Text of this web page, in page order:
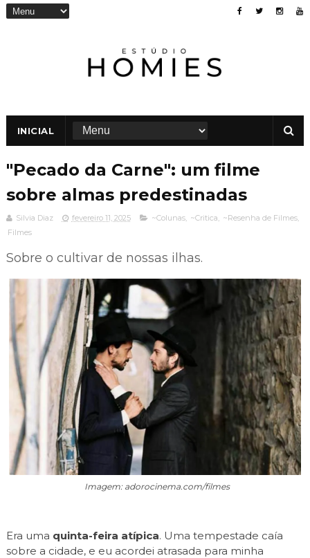
INICIAL
"Pecado da Carne": um filme
sobre almas predestinadas
Silvia Diaz fevereiro 11, 2025 ~Colunas, ~Critica, ~Resenha de Filmes,
Filmes
Sobre o cultivar de nossas ilhas.
Imagem: adorocinema.com/filmes
Era uma quinta-feira atípica. Uma tempestade caía
sobre a cidade, e eu acordei atrasada para minha